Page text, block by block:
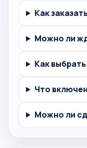
Как
Можно ли
Как
Что
Можно ли